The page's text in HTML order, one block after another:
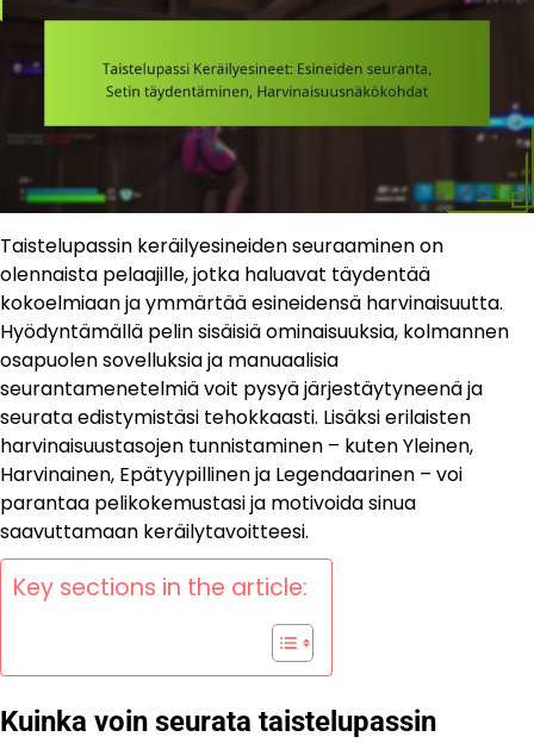
Taistelupassin keräilyesineiden seuraaminen on
olennaista pelaajille, jotka haluavat täydentää
kokoelmiaan ja ymmärtää esineidensä harvinaisuutta.
Hyödyntämällä pelin sisäisiä ominaisuuksia, kolmannen
osapuolen sovelluksia ja manuaalisia
seurantamenetelmiä voit pysyä järjestäytyneenä ja
seurata edistymistäsi tehokkaasti. Lisäksi erilaisten
harvinaisuustasojen tunnistaminen – kuten Yleinen,
Harvinainen, Epätyypillinen ja Legendaarinen – voi
parantaa pelikokemustasi ja motivoida sinua
saavuttamaan keräilytavoitteesi.
Key sections in the article:
Kuinka voin seurata taistelupassin